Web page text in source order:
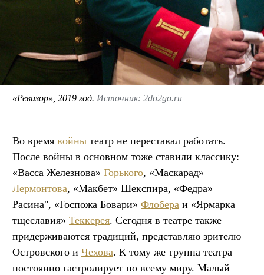
«Ревизор», 2019 год. Источник: 2do2go.ru
Во время войны театр не переставал работать.
После войны в основном тоже ставили классику:
«Васса Железнова» Горького, «Маскарад»
Лермонтова, «Макбет» Шекспира, «Федра»
Расина", «Госпожа Бовари» Флобера и «Ярмарка
тщеславия» Теккерея. Сегодня в театре также
придерживаются традиций, представляю зрителю
Островского и Чехова. К тому же труппа театра
постоянно гастролирует по всему миру. Малый